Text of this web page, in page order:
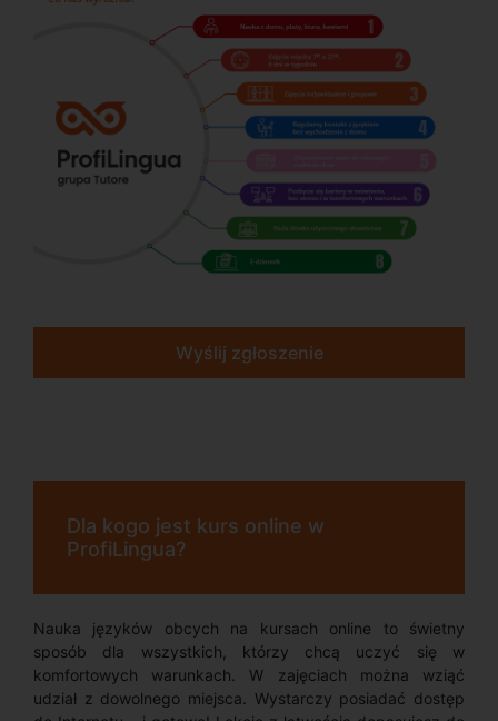
Wyślij zgłoszenie
Dla kogo jest kurs online w
ProfiLingua?
Nauka języków obcych na kursach online to świetny
sposób dla wszystkich, którzy chcą uczyć się w
komfortowych warunkach. W zajęciach można wziąć
udział z dowolnego miejsca. Wystarczy posiadać dostęp